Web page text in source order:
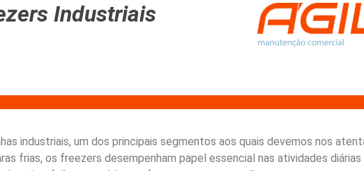
Industriais
industriais, um dos principais segmentos aos quais devemos nos
frias, os freezers desempenham papel essencial nas atividades